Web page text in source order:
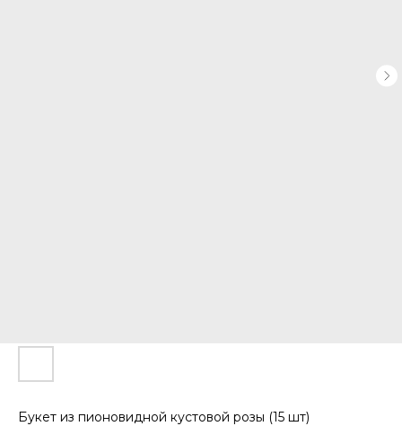
Букет из пионовидной кустовой розы (15 шт)